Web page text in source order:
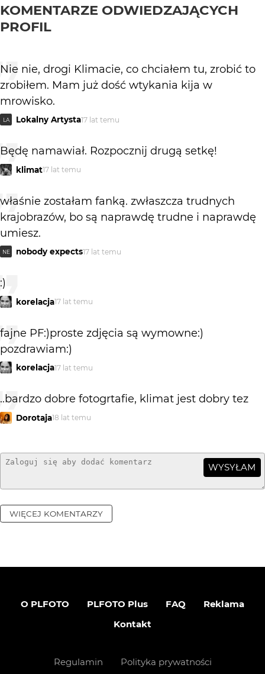
KOMENTARZE ODWIEDZAJĄCYCH
PROFIL
Nie nie, drogi Klimacie, co chciałem tu, zrobić to
zrobiłem. Mam już dość wtykania kija w
mrowisko.
LA Lokalny Artysta17 lat temu
Będę namawiał. Rozpocznij drugą setkę!
klimat17 lat temu
właśnie zostałam fanką. zwłaszcza trudnych
krajobrazów, bo są naprawdę trudne i naprawdę
umiesz.
NE nobody expects17 lat temu
:)
korelacja17 lat temu
fajne PF:)proste zdjęcia są wymowne:)
pozdrawiam:)
korelacja17 lat temu
..bardzo dobre fotogrtafie, klimat jest dobry tez
Dorotaja18 lat temu
WYSYŁAM
WIĘCEJ KOMENTARZY
O PLFOTO PLFOTO Plus FAQ
Reklama
Kontakt
Regulamin Polityka prywatności